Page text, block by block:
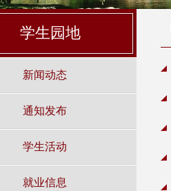
学生园地
新闻动态
通知发布
学生活动
就业信息